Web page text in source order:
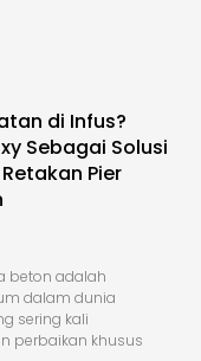
di Infus?
Sebagai Solusi
Pier
beton adalah
dalam dunia
sering kali
perbaikan khusus